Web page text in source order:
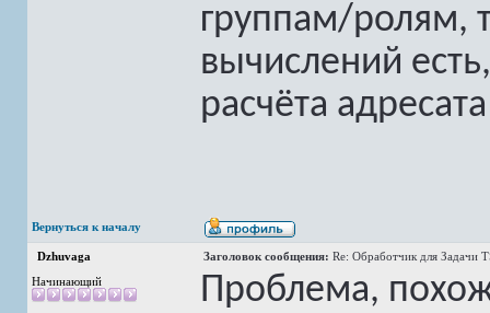
группам/ролям,
вычислений
расчёта
Вернуться к началу
Dzhuvaga Заголовок сообщения: Re: Обработчик для Задачи
Начинающий
Проблема,